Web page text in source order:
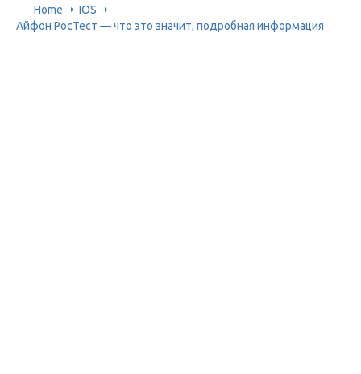
Home
IOS
Айфон РосТест — что это значит, подробная информация